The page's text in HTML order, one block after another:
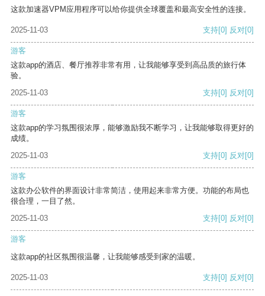
这款加速器VPM应用程序可以给你提供全球覆盖和最高安全性的连接。
2025-11-03 支持[0] 反对[0]
游客
这款app的酒店、餐厅推荐非常有用，让我能够享受到高品质的旅行体
验。
2025-11-03
支持[0] 反对[0]
游客
这款app的学习氛围很浓厚，能够激励我不断学习，让我能够取得更好的
成绩。
2025-11-03
支持[0] 反对[0]
游客
这款办公软件的界面设计非常简洁，使用起来非常方便。功能的布局也
很合理，一目了然。
2025-11-03
支持[0] 反对[0]
游客
这款app的社区氛围很温馨，让我能够感受到家的温暖。
2025-11-03 支持[0] 反对[0]